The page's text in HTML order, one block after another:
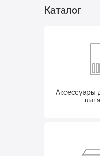
Каталог
Аксессуары